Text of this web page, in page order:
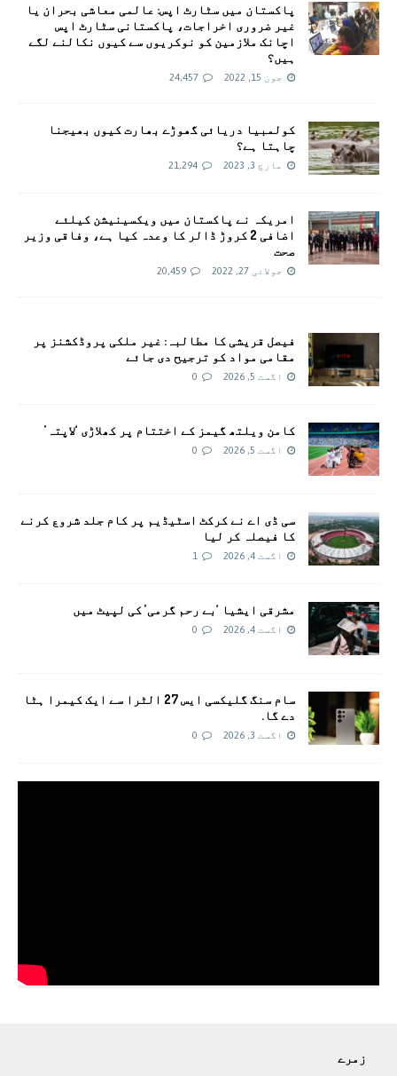
پاکستان میں سٹارٹ اپس: عالمی معاشی بحران یا
غیر ضروری اخراجات، پاکستانی سٹارٹ اپس
اچانک ملازمین کو نوکریوں سے کیوں نکالنے لگے
ہیں؟
جون 15, 2022 24,457
کولمبیا دریائی گھوڑے بھارت کیوں بھیجنا
چاہتا ہے؟
مارچ 3, 2023 21,294
امريکہ نے پاکستان میں ویکسینیشن کیلئے
اضافی 2 کروڑ ڈالر کا وعدہ کیا ہے، وفاقی وزیر
صحت
جولائی 27, 2022 20,459
فیصل قریشی کا مطالبہ: غیر ملکی پروڈکشنز پر
مقامی مواد کو ترجیح دی جائے
اگست 5, 2026 0
کامن ویلتھ گیمز کے اختتام پر کھلاڑی ‘لاپتہ’
اگست 5, 2026 0
سی ڈی اے نے کرکٹ اسٹیڈیم پر کام جلد شروع کرنے
کا فیصلہ کر لیا
اگست 4, 2026 1
مشرقی ایشیا ‘بے رحم گرمی’ کی لپیٹ میں
اگست 4, 2026 0
سام سنگ گلیکسی ایس 27 الٹرا سے ایک کیمرا ہٹا
دے گا.
اگست 3, 2026 0
زمرے